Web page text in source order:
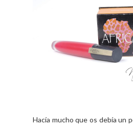
Hacía mucho que os debía un